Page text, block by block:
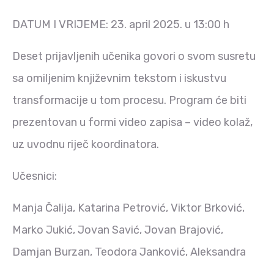
DATUM I VRIJEME: 23. april 2025. u 13:00 h
Deset prijavljenih učenika govori o svom susretu
sa omiljenim književnim tekstom i iskustvu
transformacije u tom procesu. Program će biti
prezentovan u formi video zapisa – video kolaž,
uz uvodnu riječ koordinatora.
Učesnici:
Manja Čalija, Katarina Petrović, Viktor Brković,
Marko Jukić, Jovan Savić, Jovan Brajović,
Damjan Burzan, Teodora Janković, Aleksandra